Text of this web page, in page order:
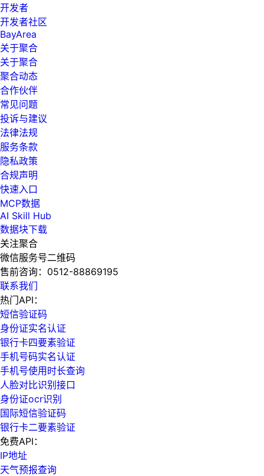
开发者
开发者社区
BayArea
关于聚合
关于聚合
聚合动态
合作伙伴
常见问题
投诉与建议
法律法规
服务条款
隐私政策
合规声明
快速入口
MCP数据
AI Skill Hub
数据块下载
关注聚合
微信服务号二维码
售前咨询： 0512-88869195
联系我们
热门API：
短信验证码
身份证实名认证
银行卡四要素验证
手机号码实名认证
手机号使用时长查询
人脸对比识别接口
身份证ocr识别
国际短信验证码
银行卡二要素验证
免费API：
IP地址
天气预报查询